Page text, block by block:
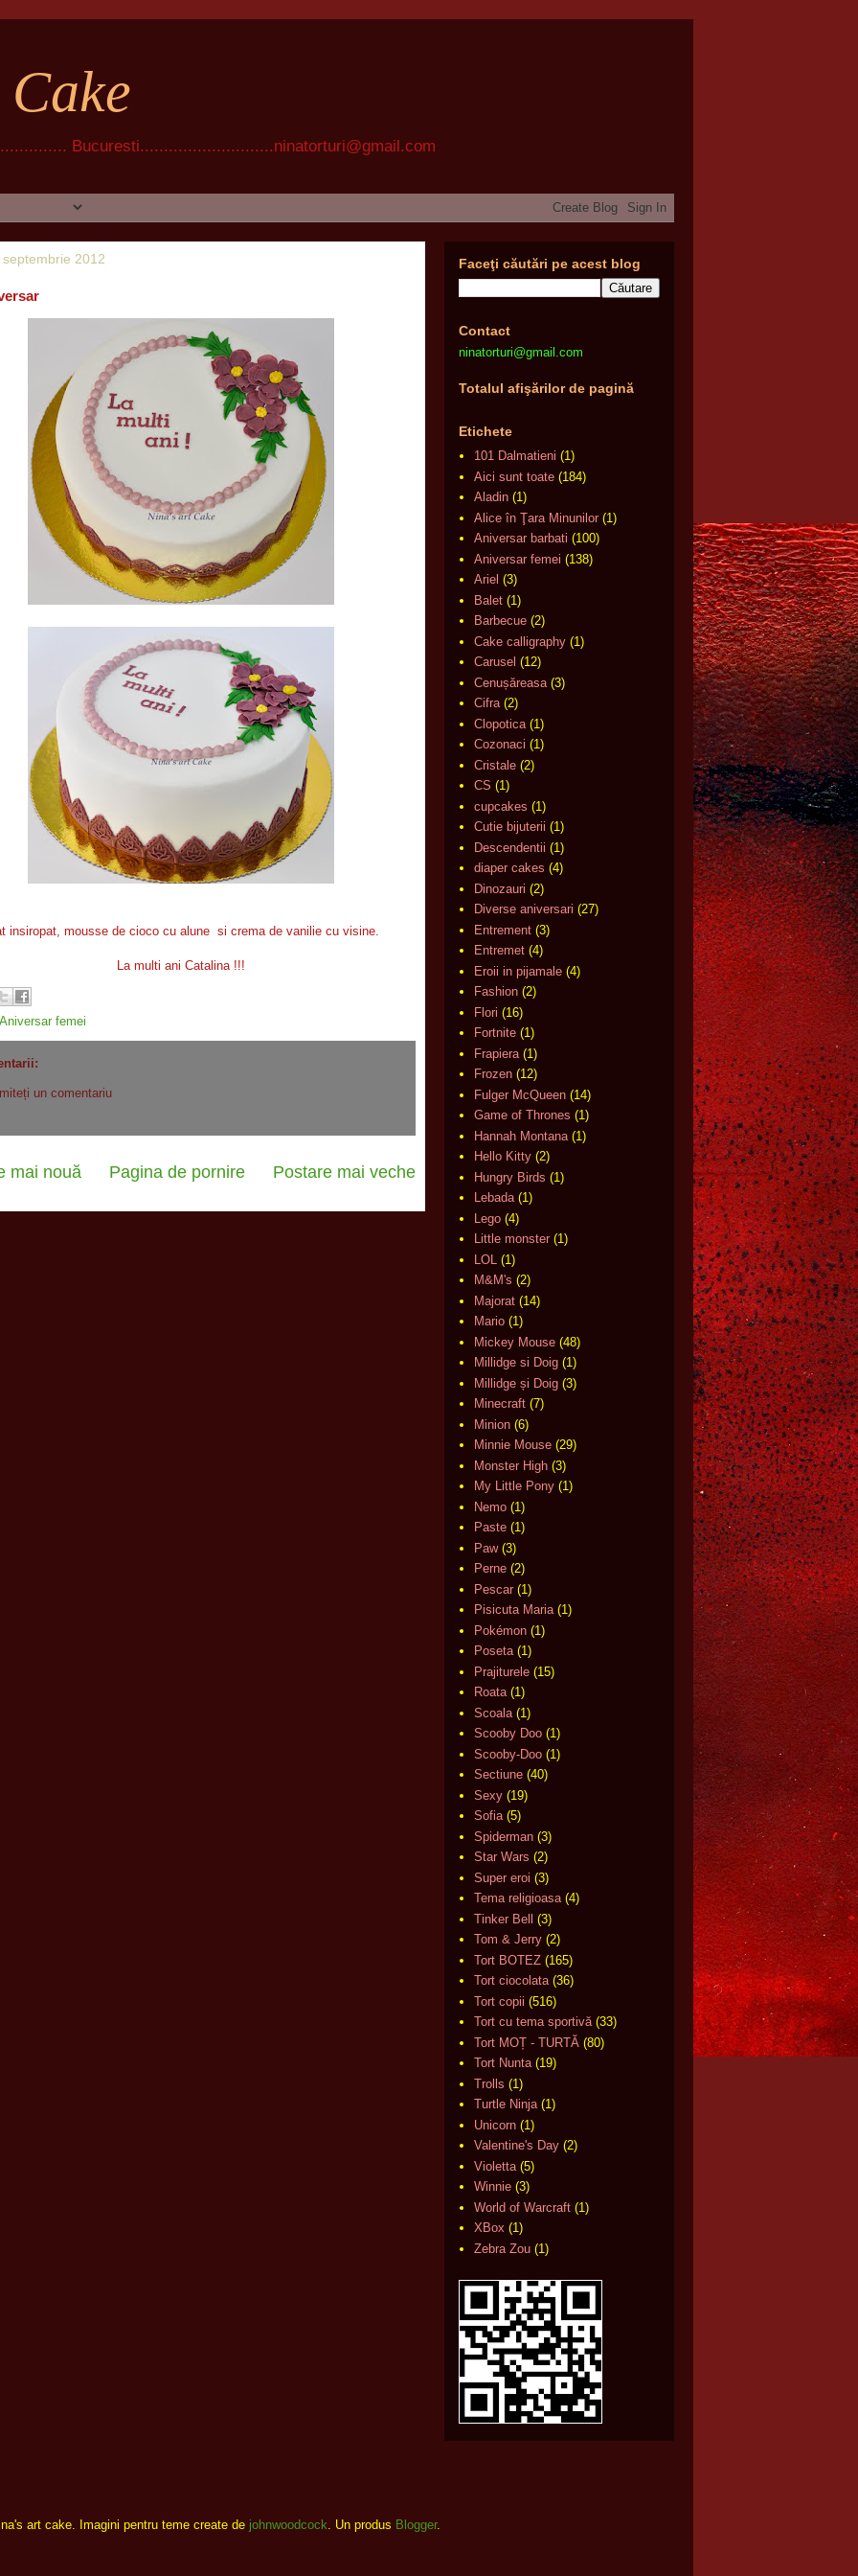
Bucuresti............................ninatorturi@gmail.com
septembrie 2012
insiropat, mousse de cioco cu alune si crema de vanilie cu visine.
La multi ani Catalina !!!
Aniversar femei
un comentariu
mai nouă Postare mai veche
Pagina de pornire
Faceţi căutări pe acest blog
Contact
ninatorturi@gmail.com
Totalul afişărilor de pagină
Etichete
101 Dalmatieni (1)
Aici sunt toate (184)
Aladin (1)
Alice în Ţara Minunilor (1)
Aniversar barbati (100)
Aniversar femei (138)
Ariel (3)
Balet (1)
Barbecue (2)
Cake calligraphy (1)
Carusel (12)
Cenușăreasa (3)
Cifra (2)
Clopotica (1)
Cozonaci (1)
Cristale (2)
CS (1)
cupcakes (1)
Cutie bijuterii (1)
Descendentii (1)
diaper cakes (4)
Dinozauri (2)
Diverse aniversari (27)
Entrement (3)
Entremet (4)
Eroii in pijamale (4)
Fashion (2)
Flori (16)
Fortnite (1)
Frapiera (1)
Frozen (12)
Fulger McQueen (14)
Game of Thrones (1)
Hannah Montana (1)
Hello Kitty (2)
Hungry Birds (1)
Lebada (1)
Lego (4)
Little monster (1)
LOL
(1)
M&M's (2)
Majorat (14)
Mario (1)
Mickey Mouse (48)
Millidge si Doig (1)
Millidge și Doig (3)
Minecraft (7)
Minion (6)
Minnie Mouse (29)
Monster High (3)
My Little Pony (1)
Nemo (1)
Paste (1)
Paw (3)
Perne (2)
Pescar (1)
Pisicuta Maria (1)
Pokémon (1)
Poseta (1)
Prajiturele (15)
Roata (1)
Scoala (1)
Scooby Doo (1)
Scooby-Doo (1)
Sectiune (40)
Sexy (19)
Sofia (5)
Spiderman (3)
Star Wars (2)
Super eroi (3)
Tema religioasa (4)
Tinker Bell
(3)
Tom & Jerry (2)
Tort BOTEZ (165)
Tort ciocolata (36)
Tort copii (516)
Tort cu tema sportivă (33)
Tort MOȚ - TURTĂ (80)
Tort Nunta (19)
Trolls (1)
Turtle Ninja (1)
Unicorn (1)
Valentine's Day (2)
Violetta (5)
Winnie (3)
World of Warcraft (1)
XBox (1)
Zebra Zou (1)
art cake. Imagini pentru teme create de johnwoodcock. Un produs Blogger.